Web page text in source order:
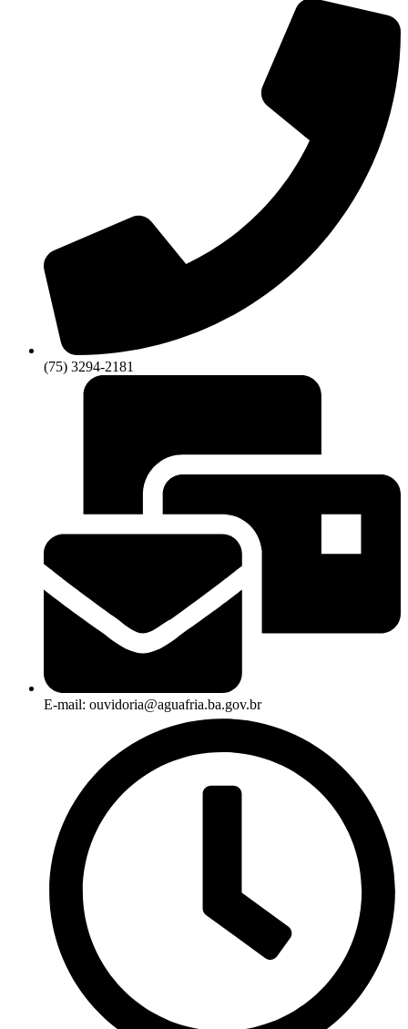
(75) 3294-2181
E-mail: ouvidoria@aguafria.ba.gov.br